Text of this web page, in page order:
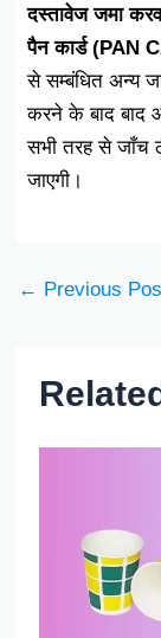
दस्तावेज जमा
पैन कार्ड (PAN
से सम्बंधित अन्य
करने के बाद बाद
सभी तरह से जाँच
जाएगी।
← Previous